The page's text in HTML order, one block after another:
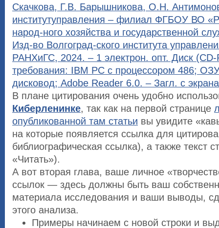
Скачкова, Г.В. Барышникова, О.Н.
институтуправления – филиал ФГБОУ ВО
народ-ного хозяйства и государственной
Изд-во Волгоград-ского института
РАНХиГС, 2024. – 1 электрон. опт. Диск
требования: IBM PC с процессором 486;
дисковод; Adobe Reader 6.0. – Загл. с
В плане цитирования очень удобно
Киберленинке, так как на первой странице
опубликованной там статьи вы увидите
на которые появляется ссылка для
библиографическая ссылка), а также текст
«Читать»).
А вот вторая глава, ваше личное
ссылок — здесь должны быть ваш
материала исследования и ваши выводы,
этого анализа.
Примеры начинаем с новой строки и